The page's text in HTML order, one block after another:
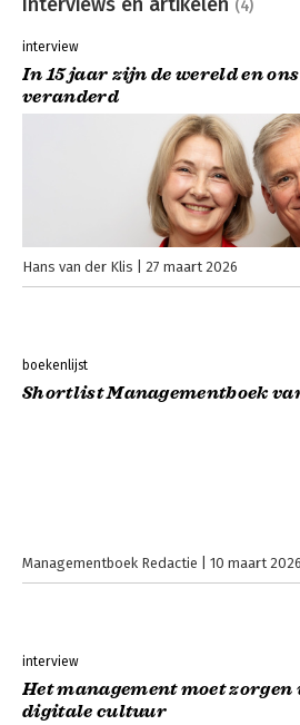
(4)
interview
In 15 jaar zijn de wereld en
veranderd
Hans van der Klis 27 maart 2026
boekenlijst
Shortlist Managementboek
Managementboek Redactie 10 maart 2026
interview
Het management moet zorgen
digitale cultuur